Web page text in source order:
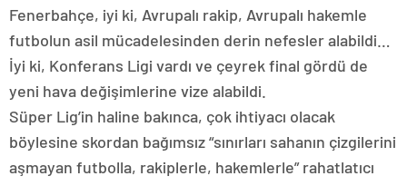
Fenerbahçe, iyi ki, Avrupalı rakip, Avrupalı hakemle
futbolun asil mücadelesinden derin nefesler alabildi…
İyi ki, Konferans Ligi vardı ve çeyrek final gördü de
yeni hava değişimlerine vize alabildi.
Süper Lig’in haline bakınca, çok ihtiyacı olacak
böylesine skordan bağımsız “sınırları sahanın çizgilerini
aşmayan futbolla, rakiplerle, hakemlerle” rahatlatıcı